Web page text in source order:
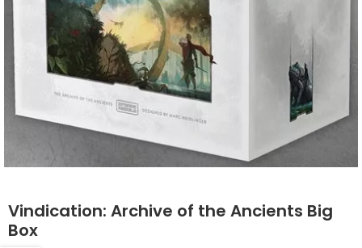
Vindication: Archive of the Ancients Big
Box